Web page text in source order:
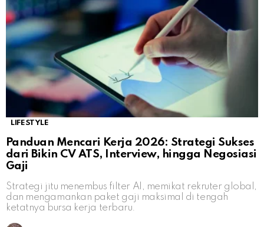
LIFESTYLE
Panduan Mencari Kerja 2026: Strategi Sukses
dari Bikin CV ATS, Interview, hingga Negosiasi
Gaji
Strategi jitu menembus filter AI, memikat rekruter global,
dan mengamankan paket gaji maksimal di tengah
ketatnya bursa kerja terbaru.